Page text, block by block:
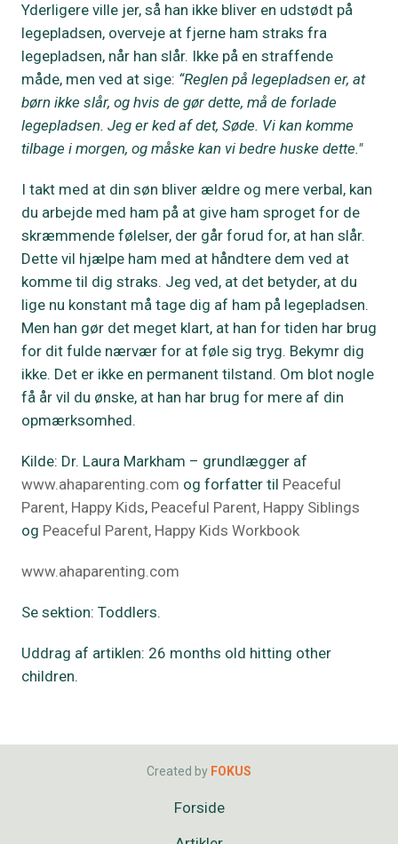
Yderligere ville jer, så han ikke bliver en udstødt på
legepladsen, overveje at fjerne ham straks fra
legepladsen, når han slår. Ikke på en straffende
måde, men ved at sige: “Reglen på legepladsen er, at
børn ikke slår, og hvis de gør dette, må de forlade
legepladsen. Jeg er ked af det, Søde. Vi kan komme
tilbage i morgen, og måske kan vi bedre huske dette."
I takt med at din søn bliver ældre og mere verbal, kan
du arbejde med ham på at give ham sproget for de
skræmmende følelser, der går forud for, at han slår.
Dette vil hjælpe ham med at håndtere dem ved at
komme til dig straks. Jeg ved, at det betyder, at du
lige nu konstant må tage dig af ham på legepladsen.
Men han gør det meget klart, at han for tiden har brug
for dit fulde nærvær for at føle sig tryg. Bekymr dig
ikke. Det er ikke en permanent tilstand. Om blot nogle
få år vil du ønske, at han har brug for mere af din
opmærksomhed.
Kilde: Dr. Laura Markham – grundlægger af
www.ahaparenting.com og forfatter til Peaceful
Parent, Happy Kids, Peaceful Parent, Happy Siblings
og Peaceful Parent, Happy Kids Workbook
www.ahaparenting.com
Se sektion: Toddlers.
Uddrag af artiklen: 26 months old hitting other
children.
Created by FOKUS
Forside